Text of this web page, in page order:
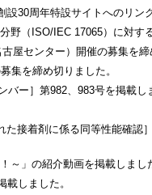
30周年特設サイトへのリン
野（ISO/IEC 17065）に対す
屋センター）開催の募集を締
集を締め切りました。
バー］第982、983号を掲載し
た接着剤に係る同等性能確
～」の紹介動画を掲載しまし
しました。